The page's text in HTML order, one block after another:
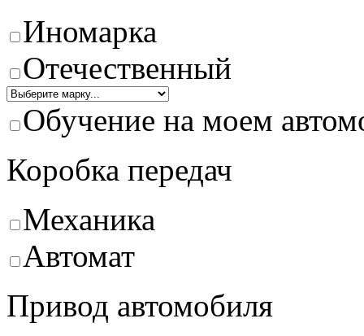
Иномарка
Отечественный
Обучение на моем
Коробка передач
Механика
Автомат
Привод автомобиля